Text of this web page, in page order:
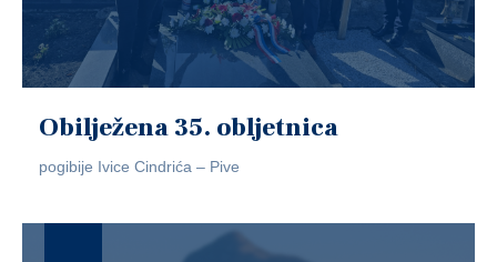
Obilježena 35. obljetnica
pogibije Ivice Cindrića – Pive